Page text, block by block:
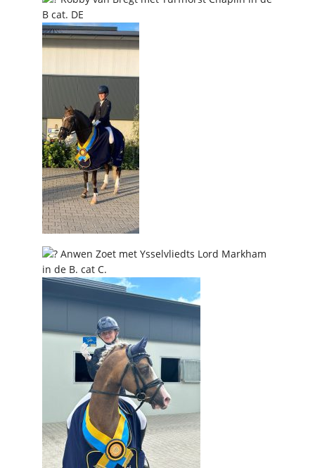
B cat. DE
Anwen Zoet met Ysselvliedts Lord Markham
in de B. cat C.